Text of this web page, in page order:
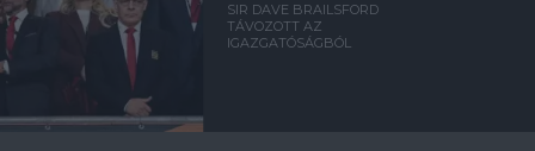
SIR DAVE BRAILSFORD
TÁVOZOTT AZ
IGAZGATÓSÁGBÓL